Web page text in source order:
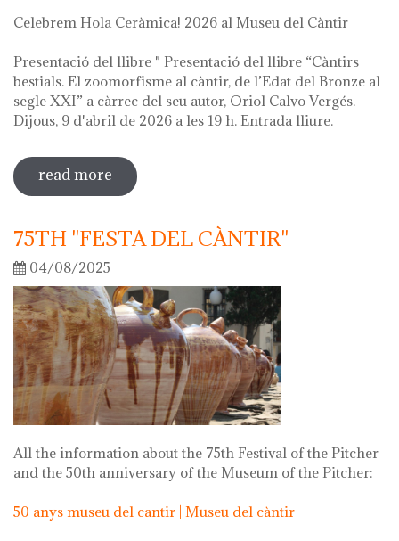
Celebrem Hola Ceràmica! 2026 al Museu del Càntir
Presentació del llibre " Presentació del llibre “Càntirs
bestials. El zoomorfisme al càntir, de l’Edat del Bronze al
segle XXI” a càrrec del seu autor, Oriol Calvo Vergés.
Dijous, 9 d'abril de 2026 a les 19 h. Entrada lliure.
read more sobre hola ceràmica! 2026
75TH "FESTA DEL CÀNTIR"
04/08/2025
All the information about the 75th Festival of the Pitcher
and the 50th anniversary of the Museum of the Pitcher:
50 anys museu del cantir | Museu del càntir